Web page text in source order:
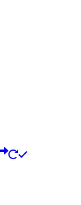
товара.
Этот